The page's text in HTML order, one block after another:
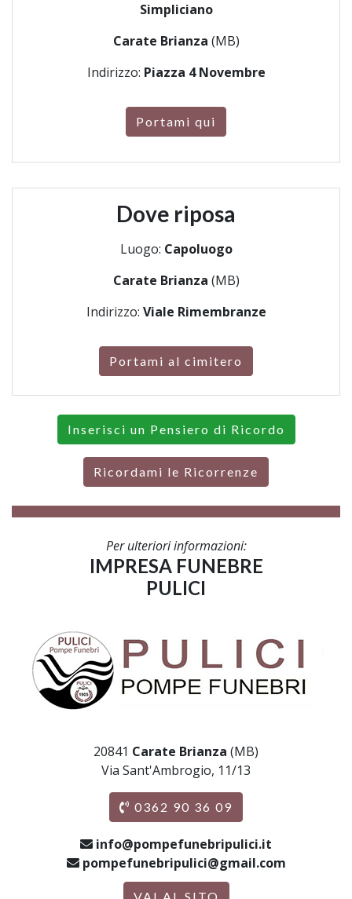
Simpliciano
Carate Brianza (MB)
Indirizzo: Piazza 4 Novembre
Portami qui
Dove riposa
Luogo: Capoluogo
Carate Brianza (MB)
Indirizzo: Viale Rimembranze
Portami al cimitero
Inserisci un Pensiero di Ricordo
Ricordami le Ricorrenze
Per ulteriori informazioni:
IMPRESA FUNEBRE
PULICI
20841 Carate Brianza (MB)
Via Sant'Ambrogio, 11/13
0362 90 36 09
info@pompefunebripulici.it
pompefunebripulici@gmail.com